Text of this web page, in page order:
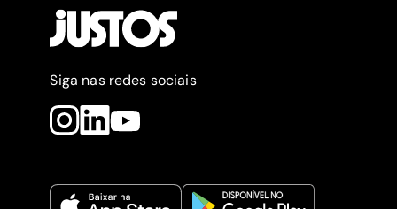
Siga nas redes sociais